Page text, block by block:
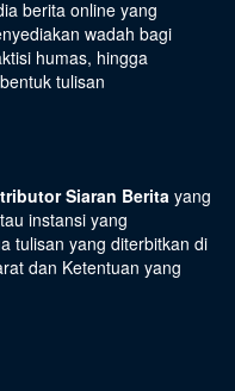
berita online yang
wadah bagi
humas, hingga
tulisan
Siaran Berita yang
instansi yang
tulisan yang diterbitkan di
dan Ketentuan yang